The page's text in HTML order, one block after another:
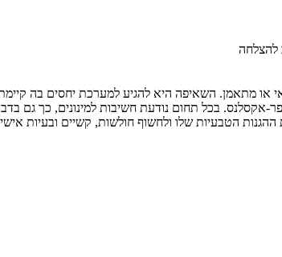
להצלחה
או מתאמן. השאיפה היא להגיע למערכת יחסים בה
פר-אקסלנס. בכל תחום נודעת חשיבות למינונים, כך גם
הטבעיות שלו ולחשוף חולשות, קשיים